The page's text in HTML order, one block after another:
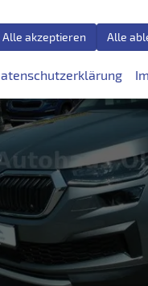
Alle akzeptieren Alle